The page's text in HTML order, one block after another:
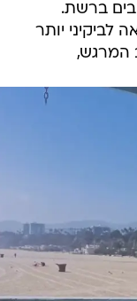
ברשת.
לביקיני יותר
המרגש,